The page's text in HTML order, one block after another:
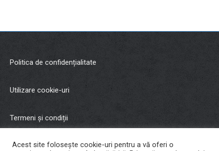
Politica de confidențialitate
Utilizare cookie-uri
Termeni și condiții
Copyright © 2021 Malman Inter Trading SRL
Acest site folosește cookie-uri pentru a vă oferi o